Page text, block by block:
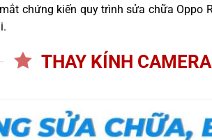
chứng kiến quy trình sửa chữa
THAY KÍNH